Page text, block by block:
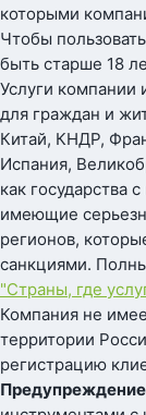
которыми
Чтобы
быть старше 18
Услуги компании
для граждан и
Китай, КНДР,
Испания,
как государства
имеющие
регионов,
санкциями.
"Страны, где
Компания не
территории
регистрацию
Предупреждение